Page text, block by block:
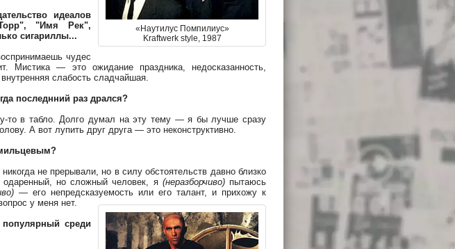
«Наутилус Помпилиус»
Kraftwerk style, 1987
идеалов
"Имя Рек",
сигариллы...
чудес
Мистика — это ожидание праздника, недосказанность,
слабость сладчайшая.
последнний раз дрался?
то в табло. Долго думал на эту тему — я бы лучше сразу
А вот лупить друг друга — это неконструктивно.
не прерывали, но в силу обстоятельств давно близко
но сложный человек, я (неразборчиво)пытаюсь
— его непредсказуемость или его талант, и прихожу к
у меня нет.
популярный среди